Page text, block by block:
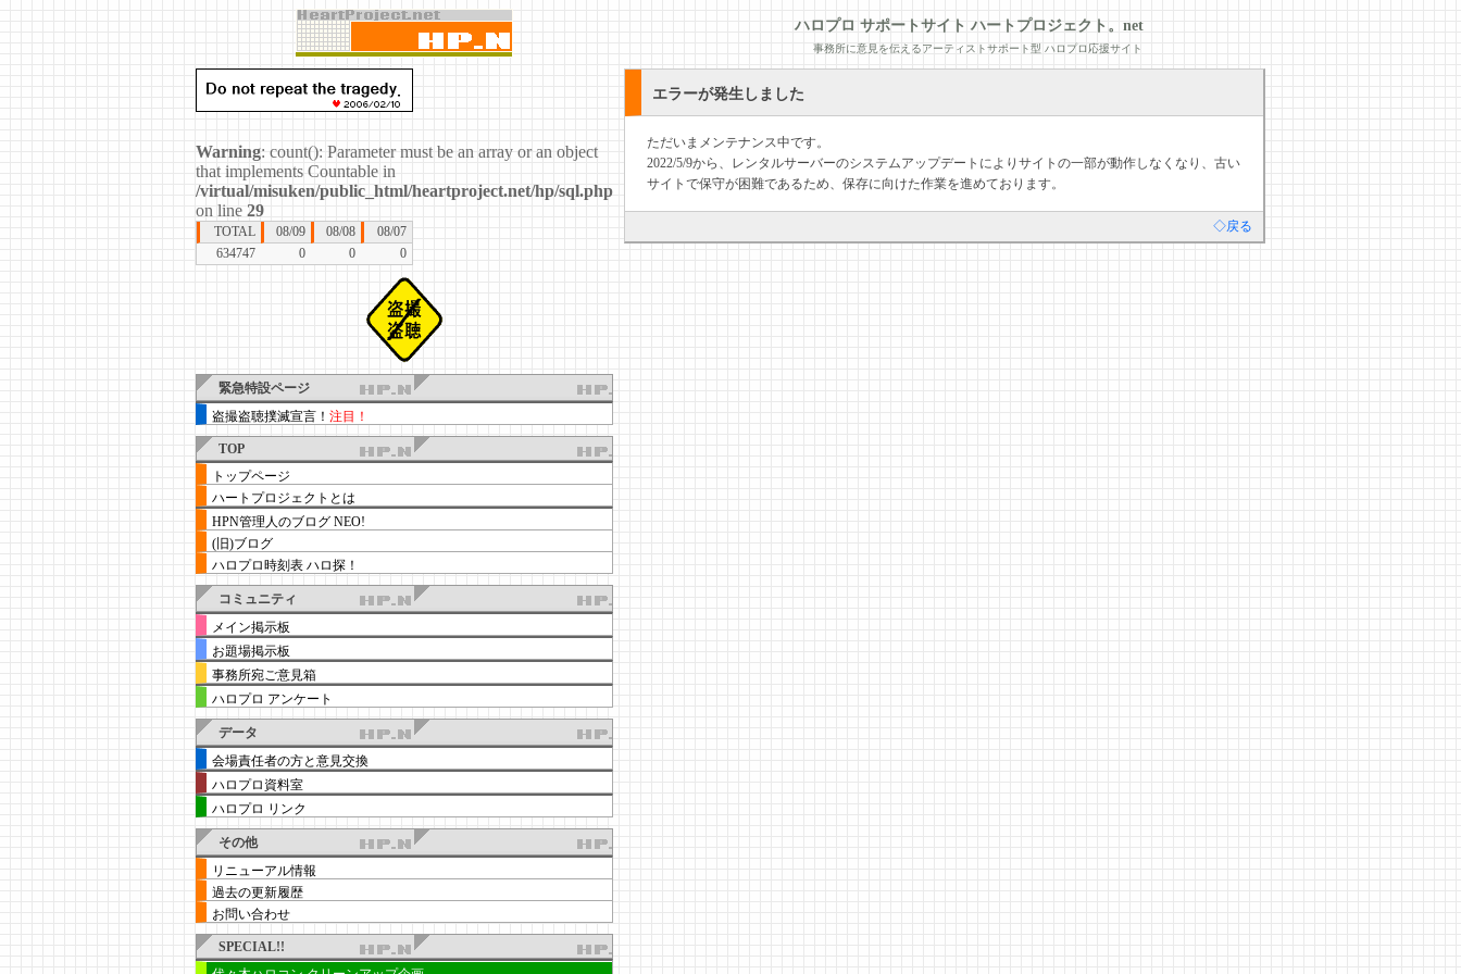
ハロプロ サポートサイト ハートプロジェクト。net
事務所に意見を伝えるアーティストサポート型 ハロプロ応援サイト
Warning: count(): Parameter must be an array or an object
that implements Countable in
/virtual/misuken/public_html/heartproject.net/hp/sql.php
on line 29
TOTAL 08/09 08/08
08/07
634747
0 0 0
緊急特設ページ
盗撮盗聴撲滅宣言！ 注目！
TOP
トップページ
ハートプロジェクトとは
HPN管理人のブログ NEO!
(旧)ブログ
ハロプロ時刻表 ハロ探！
コミュニティ
メイン掲示板
お題場掲示板
事務所宛ご意見箱
ハロプロ アンケート
データ
会場責任者の方と意見交換
ハロプロ資料室
ハロプロ リンク
その他
リニューアル情報
過去の更新履歴
お問い合わせ
SPECIAL!!
エラーが発生しました
ただいまメンテナンス中です。
2022/5/9から、レンタルサーバーのシステムアップデートによりサイトの一部が動作しなくなり、古い
サイトで保守が困難であるため、保存に向けた作業を進めております。
◇戻る